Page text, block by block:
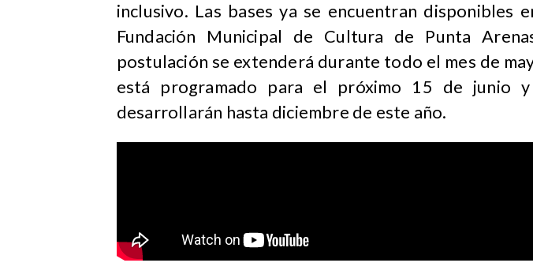
inclusivo. Las bases ya se encuentran disponibles
Fundación Municipal de Cultura de Punta
postulación se extenderá durante todo el mes de
está programado para el próximo 15 de junio
desarrollarán hasta diciembre de este año.